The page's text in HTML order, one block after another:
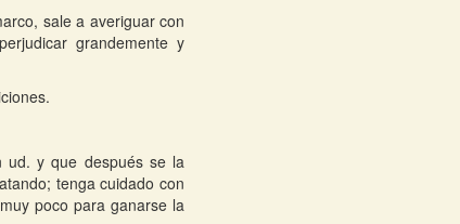
sale a averiguar con
grandemente y
ud. y que después se la
tenga cuidado con
poco para ganarse la